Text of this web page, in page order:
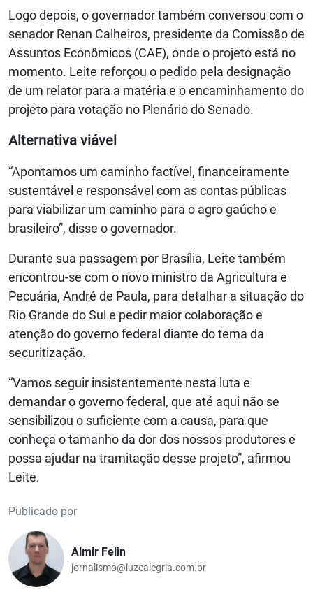
Logo depois, o governador também conversou com o
senador Renan Calheiros, presidente da Comissão de
Assuntos Econômicos (CAE), onde o projeto está no
momento. Leite reforçou o pedido pela designação
de um relator para a matéria e o encaminhamento do
projeto para votação no Plenário do Senado.
Alternativa viável
“Apontamos um caminho factível, financeiramente
sustentável e responsável com as contas públicas
para viabilizar um caminho para o agro gaúcho e
brasileiro”, disse o governador.
Durante sua passagem por Brasília, Leite também
encontrou-se com o novo ministro da Agricultura e
Pecuária, André de Paula, para detalhar a situação do
Rio Grande do Sul e pedir maior colaboração e
atenção do governo federal diante do tema da
securitização.
“Vamos seguir insistentemente nesta luta e
demandar o governo federal, que até aqui não se
sensibilizou o suficiente com a causa, para que
conheça o tamanho da dor dos nossos produtores e
possa ajudar na tramitação desse projeto”, afirmou
Leite.
Publicado por
Almir Felin
jornalismo@luzealegria.com.br